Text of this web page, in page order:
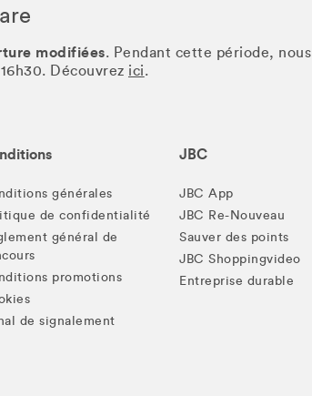
modifiées. Pendant cette période, nous
Découvrez ici.
générales
de confidentialité
général de
promotions
de signalement
JBC
JBC App
JBC Re-Nouveau
Sauver des points
JBC Shoppingvideo
Entreprise durable